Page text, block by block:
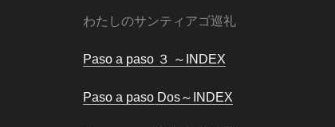
わたしのサンティアゴ巡礼
Paso a paso ３ ～INDEX
Paso a paso Dos～INDEX